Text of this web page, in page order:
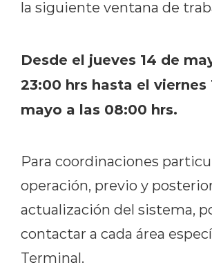
la siguiente ventana de
Desde el jueves 14 de
23:00 hrs hasta el viernes
mayo a las 08:00 hrs.
Para coordinaciones
operación, previo y
actualización del sistema,
contactar a cada área
Terminal.